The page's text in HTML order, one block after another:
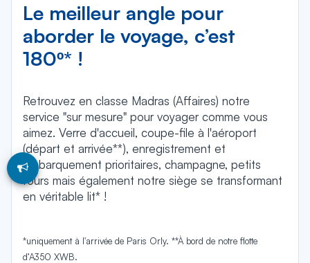
Le meilleur angle pour
aborder le voyage, c’est
180º* !
Retrouvez en classe Madras (Affaires) notre
service "sur mesure" pour voyager comme vous
aimez. Verre d'accueil, coupe-file à l'aéroport
(départ et arrivée**), enregistrement et
embarquement prioritaires, champagne, petits
fours mais également notre siège se transformant
en véritable lit* !
*uniquement à l'arrivée de Paris Orly. **À bord de notre flotte
d’A350 XWB.